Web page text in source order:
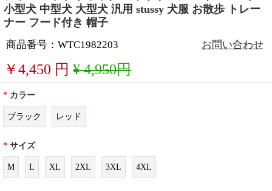
小型犬 中型犬 大型犬 汎用 stussy 犬服 お散歩 トレー
ナー フード付き 帽子
商品番号：WTC1982203 お問い合わせ
￥4,450 円 ¥ 4,950円
* カラー
ブラック レッド
* サイズ
M L XL 2XL 3XL 4XL